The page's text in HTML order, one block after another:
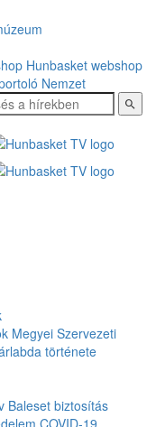
Hunbasket webshop
Nemzet
Megyei Szervezeti
története
Baleset biztosítás
COVID-19